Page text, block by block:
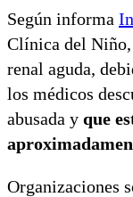
Según informa
Clínica del
renal aguda,
los médicos
abusada y que
Organizaciones